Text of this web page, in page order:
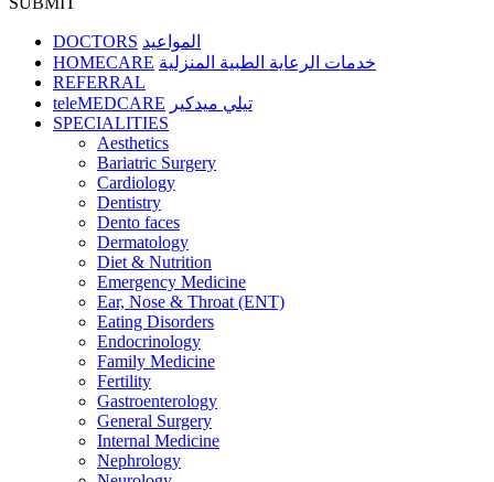
DOCTORS المواعيد
HOMECARE خدمات الرعاية الطبية المنزلية
REFERRAL
teleMEDCARE تيلي ميدكير
SPECIALITIES
Aesthetics
Bariatric Surgery
Cardiology
Dentistry
Dento faces
Dermatology
Diet & Nutrition
Emergency Medicine
Ear, Nose & Throat (ENT)
Eating Disorders
Endocrinology
Family Medicine
Fertility
Gastroenterology
General Surgery
Internal Medicine
Nephrology